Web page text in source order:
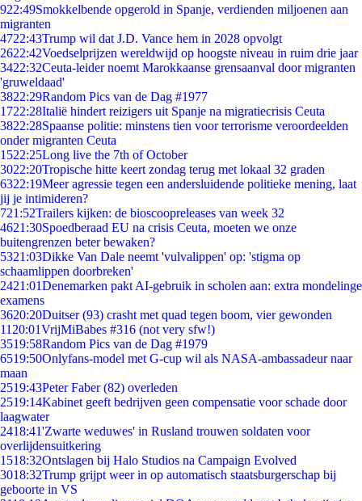
922:49Smokkelbende opgerold in Spanje, verdienden miljoenen aan
migranten
4722:43Trump wil dat J.D. Vance hem in 2028 opvolgt
2622:42Voedselprijzen wereldwijd op hoogste niveau in ruim drie jaar
3422:32Ceuta-leider noemt Marokkaanse grensaanval door migranten
'gruweldaad'
3822:29Random Pics van de Dag #1977
1722:28Italië hindert reizigers uit Spanje na migratiecrisis Ceuta
3822:28Spaanse politie: minstens tien voor terrorisme veroordeelden
onder migranten Ceuta
1522:25Long live the 7th of October
3022:20Tropische hitte keert zondag terug met lokaal 32 graden
6322:19Meer agressie tegen een andersluidende politieke mening, laat
jij je intimideren?
721:52Trailers kijken: de bioscoopreleases van week 32
4621:30Spoedberaad EU na crisis Ceuta, moeten we onze
buitengrenzen beter bewaken?
5321:03Dikke Van Dale neemt 'vulvalippen' op: 'stigma op
schaamlippen doorbreken'
2421:01Denemarken pakt AI-gebruik in scholen aan: extra mondelinge
examens
3620:20Duitser (93) crasht met quad tegen boom, vier gewonden
11 20:01VrijMiBabes #316 (not very sfw!)
3519:58Random Pics van de Dag #1979
6519:50Onlyfans-model met G-cup wil als NASA-ambassadeur naar
maan
2519:43Peter Faber (82) overleden
2519:14Kabinet geeft bedrijven geen compensatie voor schade door
laagwater
2418:41'Zwarte weduwes' in Rusland trouwen soldaten voor
overlijdensuitkering
1518:32Ontslagen bij Halo Studios na Campaign Evolved
3018:32Trump grijpt weer in op automatisch staatsburgerschap bij
geboorte in VS